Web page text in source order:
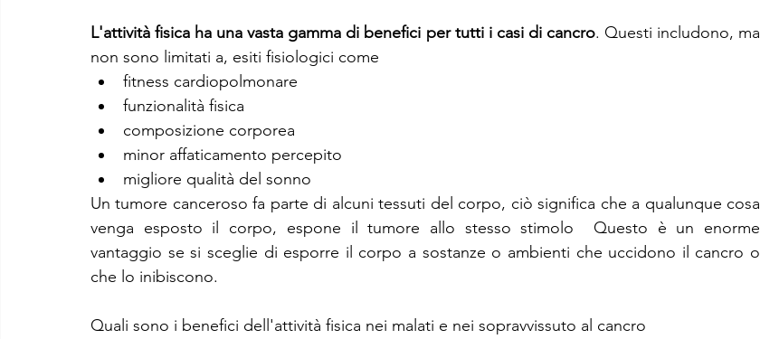
L'attività fisica ha una vasta gamma di benefici per tutti i casi di cancro. Questi includono, ma
non sono limitati a, esiti fisiologici come
fitness cardiopolmonare
funzionalità fisica
composizione corporea
minor affaticamento percepito
migliore qualità del sonno
Un tumore canceroso fa parte di alcuni tessuti del corpo, ciò significa che a qualunque cosa
venga esposto il corpo, espone il tumore allo stesso stimolo  Questo è un enorme
vantaggio se si sceglie di esporre il corpo a sostanze o ambienti che uccidono il cancro o
che lo inibiscono.
Quali sono i benefici dell'attività fisica nei malati e nei sopravvissuto al cancro